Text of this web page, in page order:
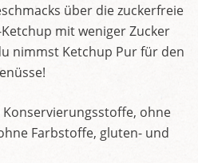
über die zuckerfreie
mit weniger Zucker
nimmst Ketchup Pur für den
Konservierungsstoffe, ohne
Farbstoffe, gluten- und